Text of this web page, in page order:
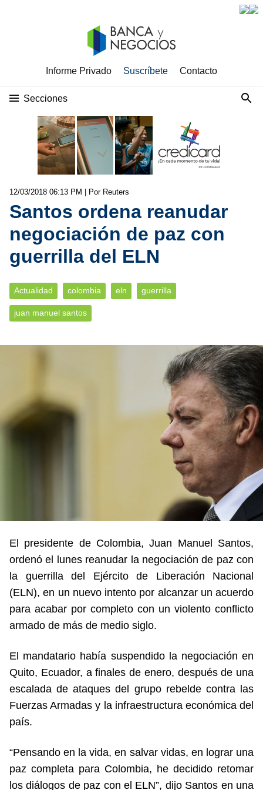
Informe Privado Suscríbete Contacto
Secciones
12/03/2018 06:13 PM | Por Reuters
Santos ordena reanudar
negociación de paz con
guerrilla del ELN
Actualidad colombia eln guerrilla
juan manuel santos
El presidente de Colombia, Juan Manuel Santos,
ordenó el lunes reanudar la negociación de paz con
la guerrilla del Ejército de Liberación Nacional
(ELN), en un nuevo intento por alcanzar un acuerdo
para acabar por completo con un violento conflicto
armado de más de medio siglo.
El mandatario había suspendido la negociación en
Quito, Ecuador, a finales de enero, después de una
escalada de ataques del grupo rebelde contra las
Fuerzas Armadas y la infraestructura económica del
país.
“Pensando en la vida, en salvar vidas, en lograr una
paz completa para Colombia, he decidido retomar
los diálogos de paz con el ELN”, dijo Santos en una